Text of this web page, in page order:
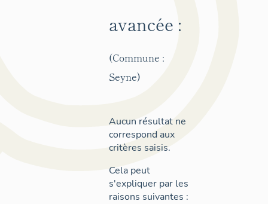
avancée :
(Commune :
Seyne)
Aucun résultat ne
correspond aux
critères saisis.
Cela peut
s'expliquer par les
raisons suivantes :